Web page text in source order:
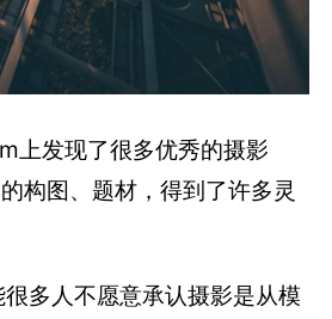
上发现了很多优秀的摄影
构图、题材，得到了许多灵
多人不愿意承认摄影是从模